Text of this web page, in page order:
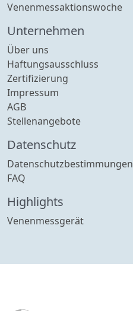
Venenmessaktionswoche
Unternehmen
Über uns
Haftungsausschluss
Zertifizierung
Impressum
AGB
Stellenangebote
Datenschutz
Datenschutzbestimmungen
FAQ
Highlights
Venenmessgerät